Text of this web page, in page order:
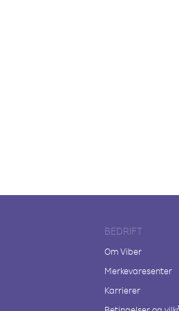
BEDRIFT
Om Viber
Merkevaresenter
Karrierer